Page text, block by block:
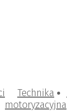
Technika
motoryzacyjna